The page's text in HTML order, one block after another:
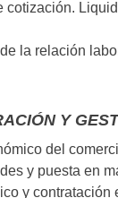
cotización.
la relación
Y
del
y puesta en
y contratación